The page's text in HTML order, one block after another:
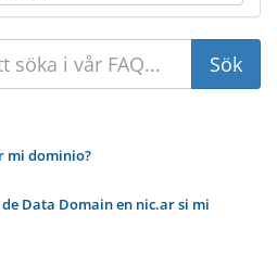
mi dominio?
Data Domain en nic.ar si mi